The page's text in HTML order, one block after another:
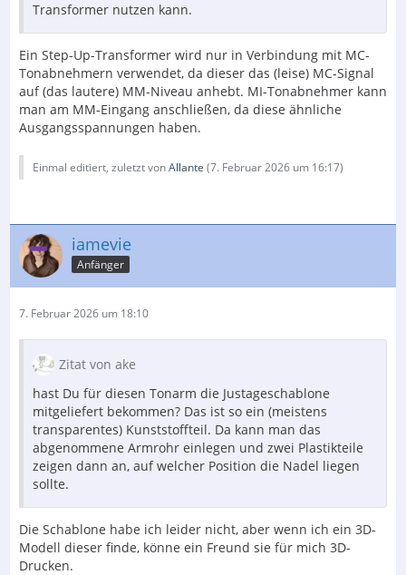
Transformer nutzen kann.
Ein Step-Up-Transformer wird nur in Verbindung mit MC-
Tonabnehmern verwendet, da dieser das (leise) MC-Signal
auf (das lautere) MM-Niveau anhebt. MI-Tonabnehmer kann
man am MM-Eingang anschließen, da diese ähnliche
Ausgangsspannungen haben.
Einmal editiert, zuletzt vonAllante (7. Februar 2026 um 16:17)
iamevie
Anfänger
7. Februar 2026 um 18:10
Zitat von ake
hast Du für diesen Tonarm die Justageschablone
mitgeliefert bekommen? Das ist so ein (meistens
transparentes) Kunststoffteil. Da kann man das
abgenommene Armrohr einlegen und zwei Plastikteile
zeigen dann an, auf welcher Position die Nadel liegen
sollte.
Die Schablone habe ich leider nicht, aber wenn ich ein 3D-
Modell dieser finde, könne ein Freund sie für mich 3D-
Drucken.